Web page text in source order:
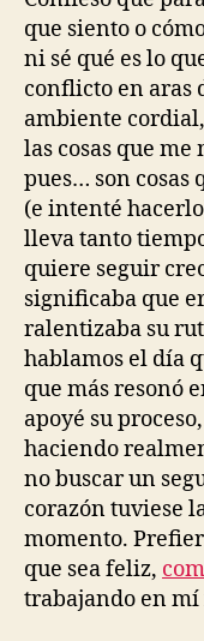
que siento o
ni sé qué es lo
conflicto en aras
ambiente
las cosas que
pues… son cosas
(e intenté
lleva tanto
quiere seguir
significaba que
ralentizaba su
hablamos el día
que más resonó
apoyé su
haciendo
no buscar un
corazón tuviese
momento.
que sea feliz,
trabajando en mí